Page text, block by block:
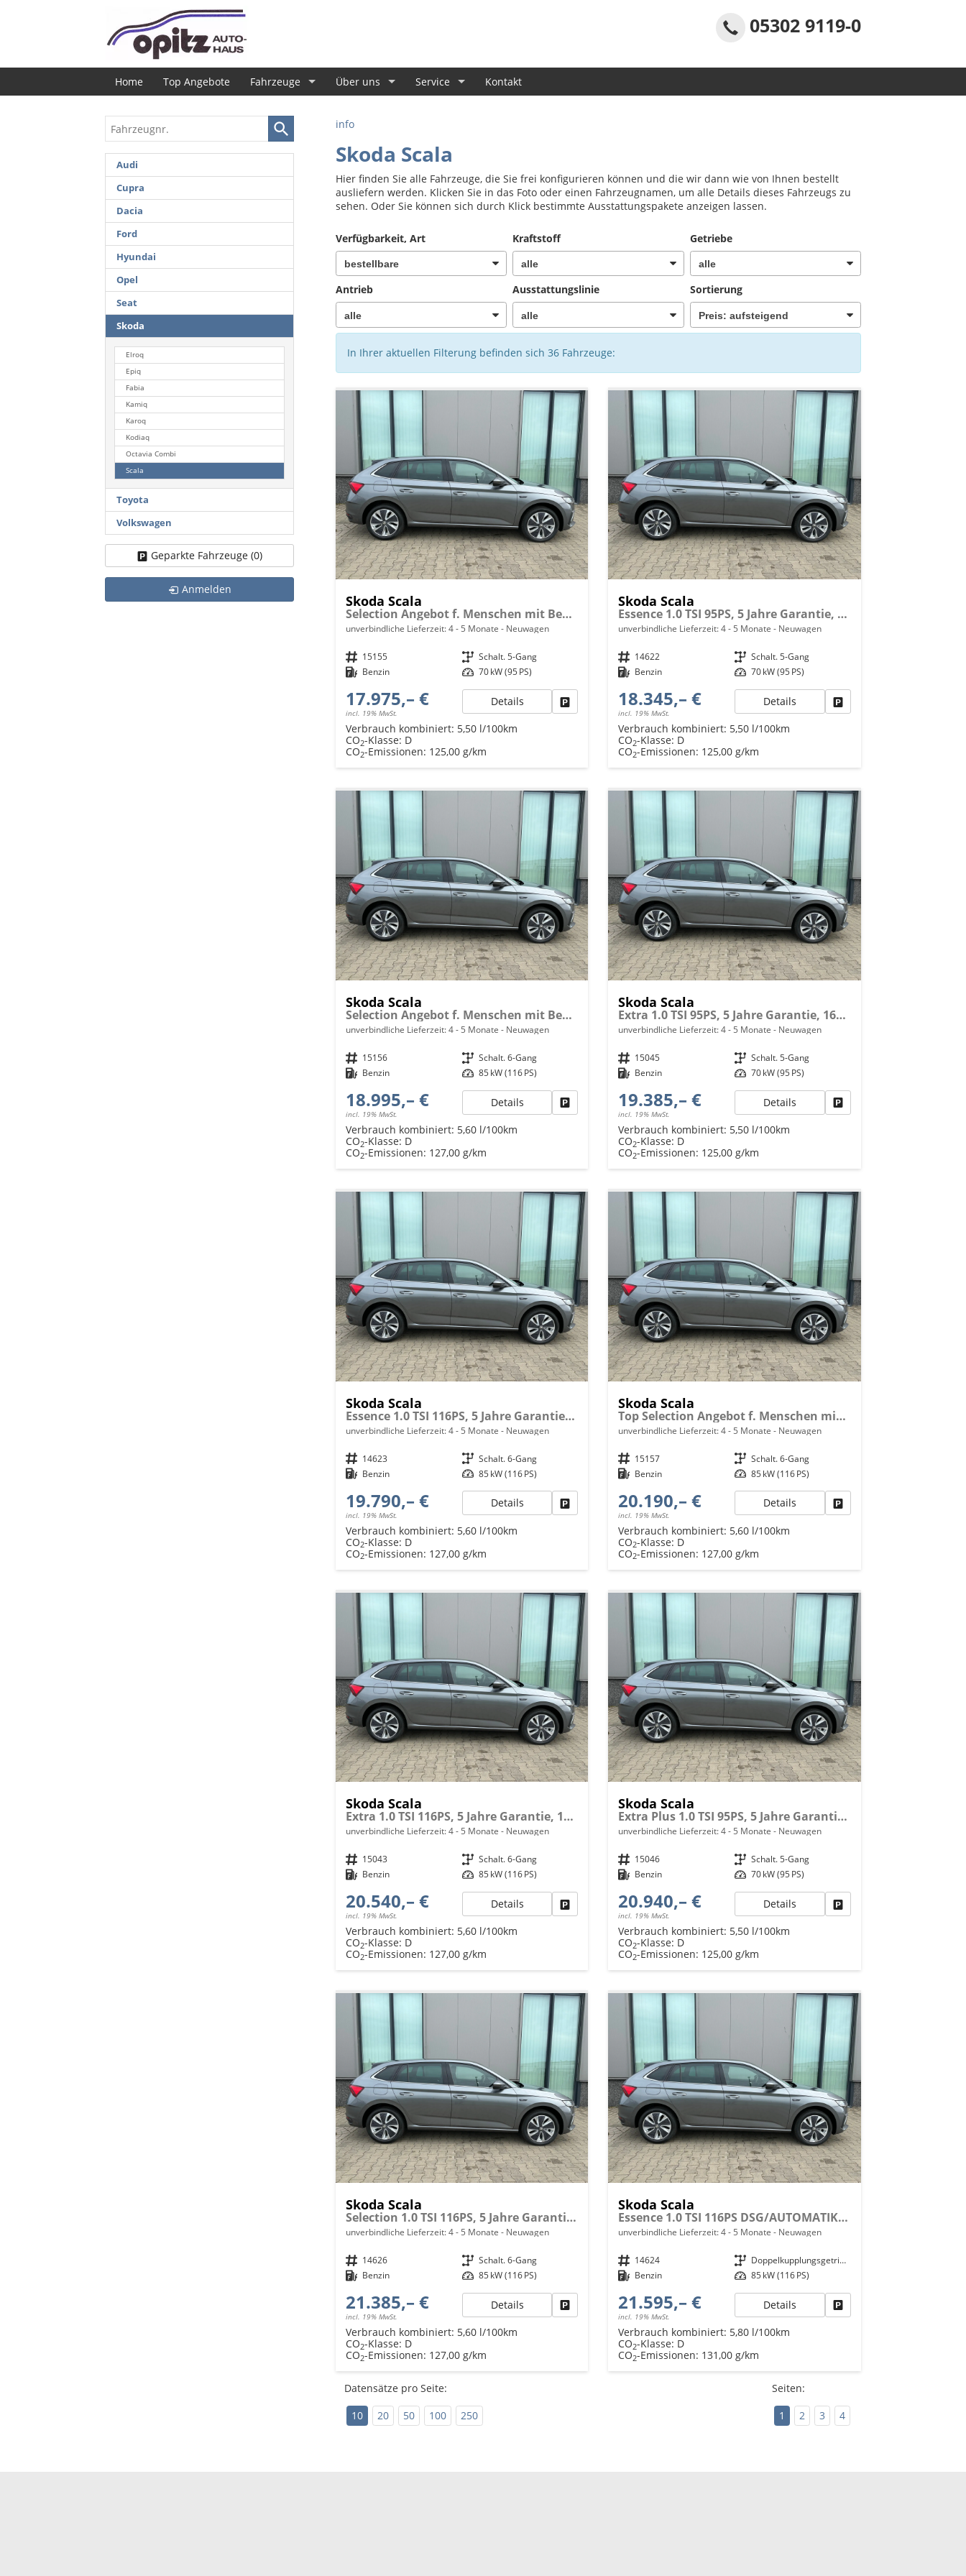
05302 9119-0
Home Top Angebote Fahrzeuge Über uns Service Kontakt
info
Skoda Scala
Hier finden Sie alle Fahrzeuge, die Sie frei konfigurieren können und die wir dann wie von Ihnen bestellt
ausliefern werden. Klicken Sie in das Foto oder einen Fahrzeugnamen, um alle Details dieses Fahrzeugs zu
sehen. Oder Sie können sich durch Klick bestimmte Ausstattungspakete anzeigen lassen.
Verfügbarkeit, Art Kraftstoff Getriebe
Antrieb Ausstattungslinie Sortierung
In Ihrer aktuellen Filterung befinden sich 36Fahrzeuge:
Skoda Scala
Selection Angebot f. Menschen mit Behinderung ab 50 %! 1.0 TSI 95PS, Klimaanlage, Parksensoren hinten, Winter-Paket, LED-Scheinwerfer, Tempomat, Virtual Cockpit, Radio 8", Nebelscheinwerfer
unverbindliche Lieferzeit: 4 - 5 Monate Neuwagen
Fahrzeugnr. 15155 Getriebe Schalt. 5-Gang
Kraftstoff Benzin Leistung 70 kW (95 PS)
17.975,– €
incl. 19% MwSt.
Details Fahrzeug parken
Verbrauch kombiniert: 5,50 l/100km
CO2-Klasse: D
CO2-Emissionen: 125,00 g/km
Skoda Scala
Essence 1.0 TSI 95PS, 5 Jahre Garantie, Klimaanlage, Parksensoren hinten, Infotainment 8", Full-LED-Scheinwerfer, Virtual Cockpit 8"
unverbindliche Lieferzeit: 4 - 5 Monate Neuwagen
Fahrzeugnr. 14622 Getriebe Schalt. 5-Gang
Kraftstoff Benzin Leistung 70 kW (95 PS)
18.345,– €
incl. 19% MwSt.
Details Fahrzeug parken
Verbrauch kombiniert: 5,50 l/100km
CO2-Klasse: D
CO2-Emissionen: 125,00 g/km
Skoda Scala
Selection Angebot f. Menschen mit Behinderung ab 50 %! 1.0 TSI 115PS, Klimaanlage, Parksensoren hinten, Winter-Paket, LED-Scheinwerfer, Tempomat, Virtual Cockpit, Radio 8", Nebelscheinwerfer
unverbindliche Lieferzeit: 4 - 5 Monate Neuwagen
Fahrzeugnr. 15156 Getriebe Schalt. 6-Gang
Kraftstoff Benzin Leistung 85 kW (116 PS)
18.995,– €
incl. 19% MwSt.
Details Fahrzeug parken
Verbrauch kombiniert: 5,60 l/100km
CO2-Klasse: D
CO2-Emissionen: 127,00 g/km
Skoda Scala
Extra 1.0 TSI 95PS, 5 Jahre Garantie, 16" Alu, Parksensoren hinten, Rückfahrkamera, Sitzheizung, Climatronic, SunSet, Tempomat, Radio 8" + Smartlink, Full-LED-Scheinwerfer, NSW, Virtual Cockpit, Armlehne, M-Lederlenkrad, Easy Start
unverbindliche Lieferzeit: 4 - 5 Monate Neuwagen
Fahrzeugnr. 15045 Getriebe Schalt. 5-Gang
Kraftstoff Benzin Leistung 70 kW (95 PS)
19.385,– €
incl. 19% MwSt.
Details Fahrzeug parken
Verbrauch kombiniert: 5,50 l/100km
CO2-Klasse: D
CO2-Emissionen: 125,00 g/km
Skoda Scala
Essence 1.0 TSI 116PS, 5 Jahre Garantie, Klimaanlage, Parksensoren hinten, Infotainment 8", Full-LED-Scheinwerfer, Virtual Cockpit 8"
unverbindliche Lieferzeit: 4 - 5 Monate Neuwagen
Fahrzeugnr. 14623 Getriebe Schalt. 6-Gang
Kraftstoff Benzin Leistung 85 kW (116 PS)
19.790,– €
incl. 19% MwSt.
Details Fahrzeug parken
Verbrauch kombiniert: 5,60 l/100km
CO2-Klasse: D
CO2-Emissionen: 127,00 g/km
Skoda Scala
Top Selection Angebot f. Menschen mit Behinderung ab 50 %! 1.0 TSI 115PS, 16"-Leichtmetallräder, Climatronic, Verlängerte Heckscheibe, SunSet, Parksensoren hinten, Winter-Paket, M-Lederlenkrad beheizt, LED-Scheinwerfer, Tempomat, Virtual Cockpit, Radio 8", SmartLink,
unverbindliche Lieferzeit: 4 - 5 Monate Neuwagen
Fahrzeugnr. 15157 Getriebe Schalt. 6-Gang
Kraftstoff Benzin Leistung 85 kW (116 PS)
20.190,– €
incl. 19% MwSt.
Details Fahrzeug parken
Verbrauch kombiniert: 5,60 l/100km
CO2-Klasse: D
CO2-Emissionen: 127,00 g/km
Skoda Scala
Extra 1.0 TSI 116PS, 5 Jahre Garantie, 16" Alu, Parksensoren hinten, Rückfahrkamera, Sitzheizung, Climatronic, SunSet, Tempomat, Radio 8" + Smartlink, Full-LED-Scheinwerfer, NSW, Virtual Cockpit, Armlehne, M-Lederlenkrad, Easy Start
unverbindliche Lieferzeit: 4 - 5 Monate Neuwagen
Fahrzeugnr. 15043 Getriebe Schalt. 6-Gang
Kraftstoff Benzin Leistung 85 kW (116 PS)
20.540,– €
incl. 19% MwSt.
Details Fahrzeug parken
Verbrauch kombiniert: 5,60 l/100km
CO2-Klasse: D
CO2-Emissionen: 127,00 g/km
Skoda Scala
Extra Plus 1.0 TSI 95PS, 5 Jahre Garantie, 16" Alu, Kessy, Alarm, Parksensoren vo/hi, Kamera, Sitzheizung, Climatronic, Tempomat, SunSet, Radio 8" + Smartlink, M-Lederlenkrad beheizt, Verlängerte Heckscheibe, LED-Scheinwerfer, NSW
unverbindliche Lieferzeit: 4 - 5 Monate Neuwagen
Fahrzeugnr. 15046 Getriebe Schalt. 5-Gang
Kraftstoff Benzin Leistung 70 kW (95 PS)
20.940,– €
incl. 19% MwSt.
Details Fahrzeug parken
Verbrauch kombiniert: 5,50 l/100km
CO2-Klasse: D
CO2-Emissionen: 125,00 g/km
Skoda Scala
Selection 1.0 TSI 116PS, 5 Jahre Garantie, 16" Alufelgen, Parksensoren hinten, FULL-LED-Scheinwerfer, Winter-Paket, Climatronic, NSW, Infotainment 8", Wireless SmartLink, Tempomat, M-Lederlenkrad
unverbindliche Lieferzeit: 4 - 5 Monate Neuwagen
Fahrzeugnr. 14626 Getriebe Schalt. 6-Gang
Kraftstoff Benzin Leistung 85 kW (116 PS)
21.385,– €
incl. 19% MwSt.
Details Fahrzeug parken
Verbrauch kombiniert: 5,60 l/100km
CO2-Klasse: D
CO2-Emissionen: 127,00 g/km
Skoda Scala
Essence 1.0 TSI 116PS DSG/AUTOMATIK, 5 Jahre Garantie, Klimaanlage, Parksensoren hinten, Infotainment 8", Full-LED-Scheinwerfer, Virtual Cockpit 8"
unverbindliche Lieferzeit: 4 - 5 Monate Neuwagen
Fahrzeugnr. 14624 Getriebe
Doppelkupplungsgetriebe (DSG)
Kraftstoff Benzin Leistung 85 kW (116 PS)
21.595,– €
incl. 19% MwSt.
Details Fahrzeug parken
Verbrauch kombiniert: 5,80 l/100km
CO2-Klasse: D
CO2-Emissionen: 131,00 g/km
Datensätze pro Seite:
10
20 50 100 250
Seiten:
1
2 3 4
Fahrzeugnr.
Audi
Cupra
Dacia
Ford
Hyundai
Opel
Seat
Skoda
Elroq
Epiq
Fabia
Kamiq
Karoq
Kodiaq
Octavia Combi
Scala
Toyota
Volkswagen
Geparkte Fahrzeuge (0)
Anmelden